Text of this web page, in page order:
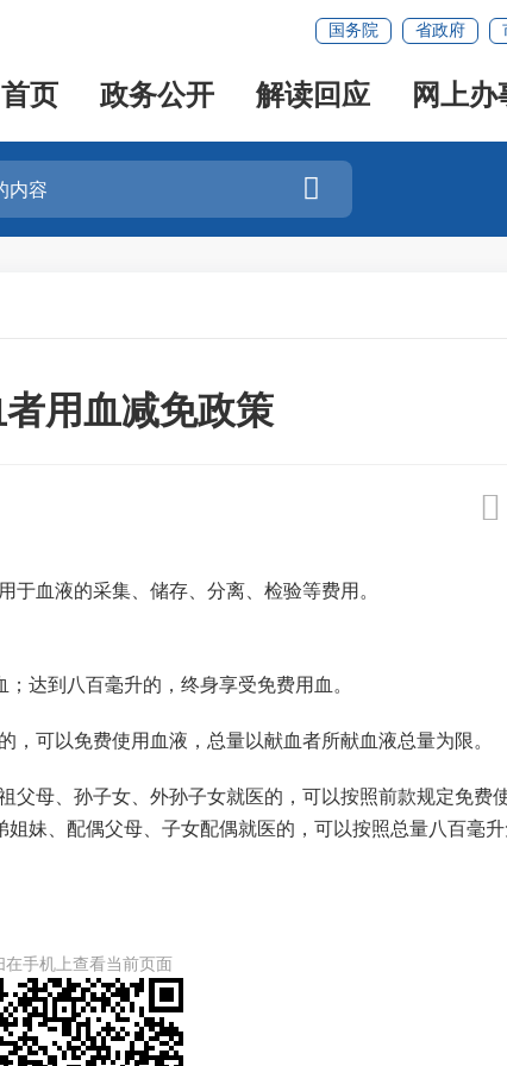
国务院 省政府
首页 政务公开 解读回应 网上办

用血减免政策

血液的采集、储存、分离、检验等费用。
达到八百毫升的，终身享受免费用血。
可以免费使用血液，总量以献血者所献血液总量为限。
母、孙子女、外孙子女就医的，可以按照前款规定免费使
妹、配偶父母、子女配偶就医的，可以按照总量八百毫升
在手机上查看当前页面